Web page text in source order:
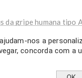
da gripe humana
qPCR.
vírus de RNA
O vírus da
nos a
concorda com a